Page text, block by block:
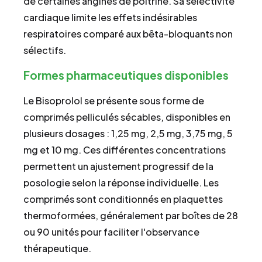
cardiaque limite les effets indésirables
respiratoires comparé aux bêta-bloquants non
sélectifs.
Formes pharmaceutiques disponibles
Le Bisoprolol se présente sous forme de
comprimés pelliculés sécables, disponibles en
plusieurs dosages : 1,25 mg, 2,5 mg, 3,75 mg, 5
mg et 10 mg. Ces différentes concentrations
permettent un ajustement progressif de la
posologie selon la réponse individuelle. Les
comprimés sont conditionnés en plaquettes
thermoformées, généralement par boîtes de 28
ou 90 unités pour faciliter l'observance
thérapeutique.